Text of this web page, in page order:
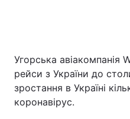
Угорська авіакомпанія
рейси з України до
зростання в Україні
коронавірус.